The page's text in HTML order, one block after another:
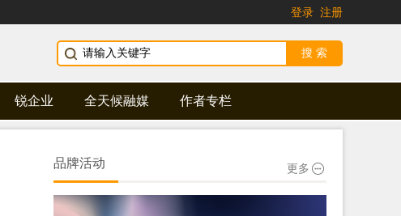
登录 注册
锐企业 全天候融媒 作者专栏
品牌活动 更多